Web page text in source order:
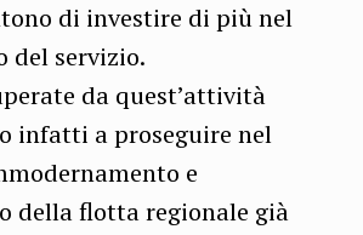
di investire di più nel
del servizio.
da quest’attività
infatti a proseguire nel
e
della flotta regionale già